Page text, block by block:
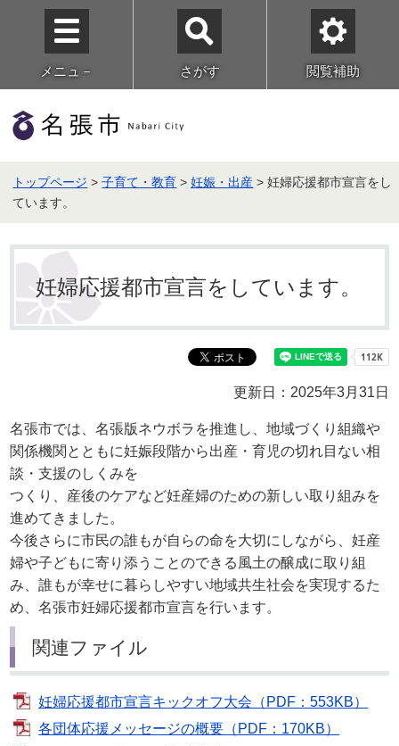
メニュ－ さがす 閲覧補助
トップページ >子育て・教育 >妊娠・出産 > 妊婦応援都市宣言をし
ています。
妊婦応援都市宣言をしています。
更新日：2025年3月31日
名張市では、名張版ネウボラを推進し、地域づくり組織や
関係機関とともに妊娠段階から出産・育児の切れ目ない相
談・支援のしくみを
つくり、産後のケアなど妊産婦のための新しい取り組みを
進めてきました。
今後さらに市民の誰もが自らの命を大切にしながら、妊産
婦や子どもに寄り添うことのできる風土の醸成に取り組
み、誰もが幸せに暮らしやすい地域共生社会を実現するた
め、名張市妊婦応援都市宣言を行います。
関連ファイル
妊婦応援都市宣言キックオフ大会（PDF：553KB）
各団体応援メッセージの概要（PDF：170KB）